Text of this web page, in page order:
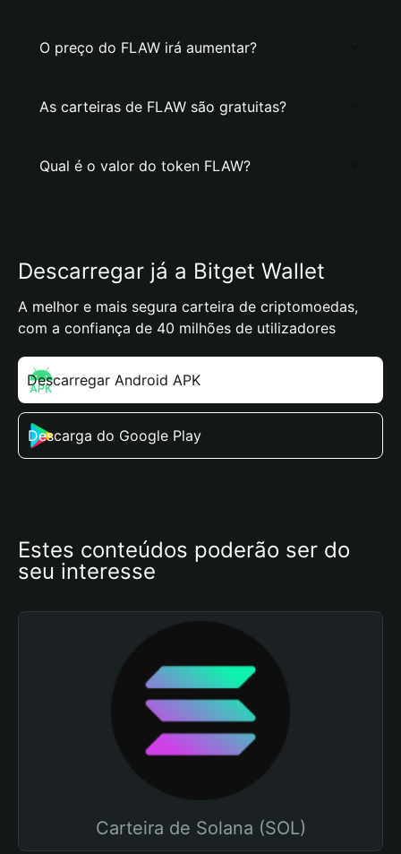
O preço do FLAW irá aumentar?
As carteiras de FLAW são gratuitas?
Qual é o valor do token FLAW?
Descarregar já a Bitget Wallet
A melhor e mais segura carteira de criptomoedas,
com a confiança de 40 milhões de utilizadores
Descarregar Android APK
Descarga do Google Play
Estes conteúdos poderão ser do
seu interesse
Carteira de Solana (SOL)